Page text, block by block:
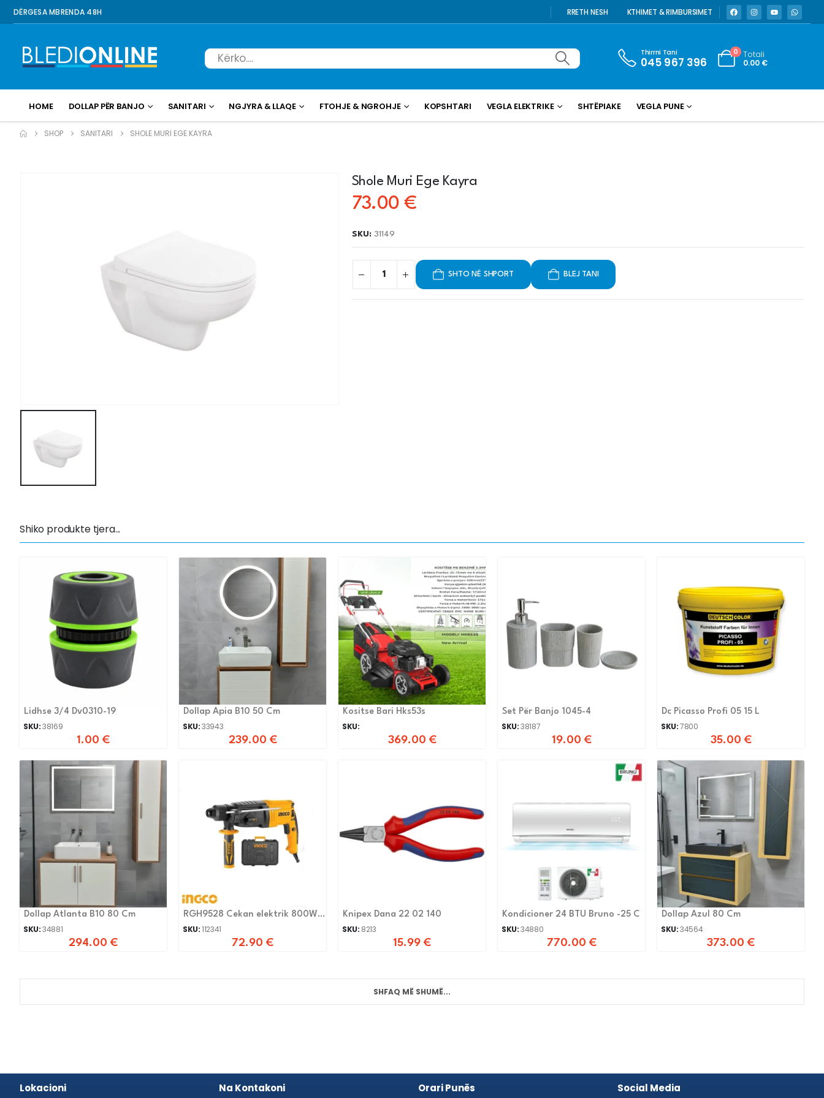
DËRGESA MBRENDA 48H RRETH NESH KTHIMET & RIMBURSIMET
Thirrni Tani
045 967 396
0 Totali
0.00 €
HOME DOLLAP PËR BANJO SANITARI NGJYRA & LLAQE FTOHJE & NGROHJE KOPSHTARI VEGLA ELEKTRIKE SHTËPIAKE VEGLA PUNE
SHOP SANITARI SHOLE MURI EGE KAYRA
Shole Muri Ege Kayra
73.00 €
SKU: 31149
SHTO NË SHPORT BLEJ TANI
Shiko produkte tjera...
Lidhse 3/4 Dv0310-19
SKU:38169
1.00 €
Dollap Apia B10 50 Cm
SKU:33943
239.00 €
Kositse Bari Hks53s
SKU:
369.00 €
Set Për Banjo 1045-4
SKU:38187
19.00 €
Dc Picasso Profi 05 15 L
SKU:7800
35.00 €
Dollap Atlanta B10 80 Cm
SKU:34881
294.00 €
RGH9528 Cekan elektrik 800W
28mm
SKU:112341
72.90 €
Knipex Dana 22 02 140
SKU: 8213
15.99 €
Kondicioner 24 BTU Bruno -25 C
SKU:34880
770.00 €
Dollap Azul 80 Cm
SKU:34564
373.00 €
SHFAQ MË SHUMË...
Lokacioni Na Kontakoni Orari Punës Social Media